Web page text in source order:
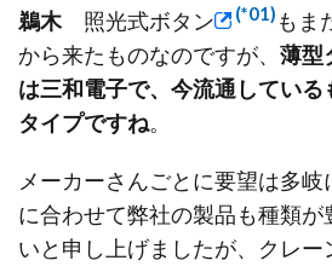
鵜木照光式ボタン (*01) もま
から来たものなのですが、 薄型
は三和電子で、今流通してい
タイプですね。
メーカーさんごとに要望は多
に合わせて弊社の製品も種類が
いと申し上げましたが、クレ